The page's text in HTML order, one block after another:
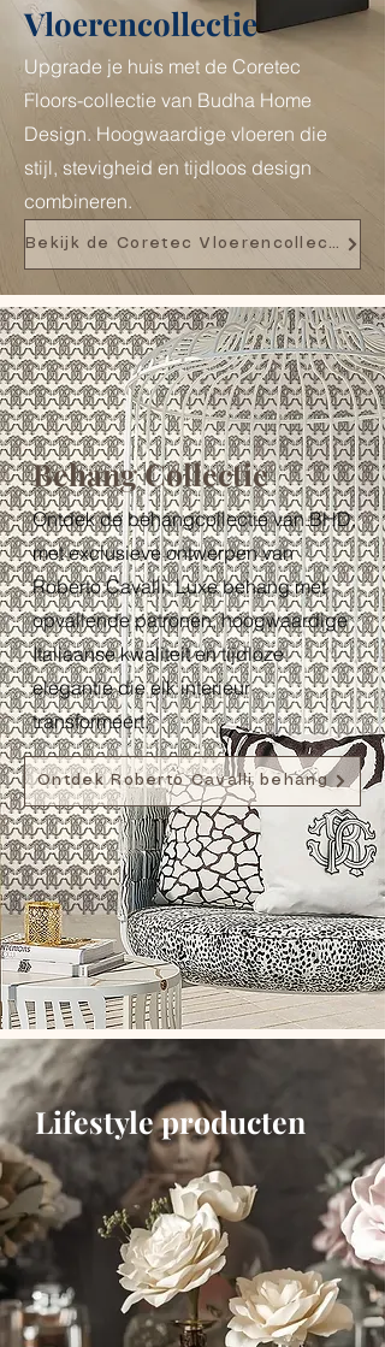
Vloerencollectie
Upgrade je huis met de Coretec
Floors-collectie van Budha Home
Design. Hoogwaardige vloeren die
stijl, stevigheid en tijdloos design
combineren.
Bekijk de Coretec Vloerencollectie
Behang Collectie
Ontdek de behangcollectie van BHD,
met exclusieve ontwerpen van
Roberto Cavalli. Luxe behang met
opvallende patronen, hoogwaardige
Italiaanse kwaliteit en tijdloze
elegantie die elk interieur
transformeert.
Ontdek Roberto Cavalli behang
Lifestyle producten